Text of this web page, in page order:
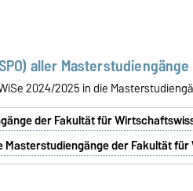
aller Masterstudiengänge
2024/2025 in die
der Fakultät für
der Fakultät